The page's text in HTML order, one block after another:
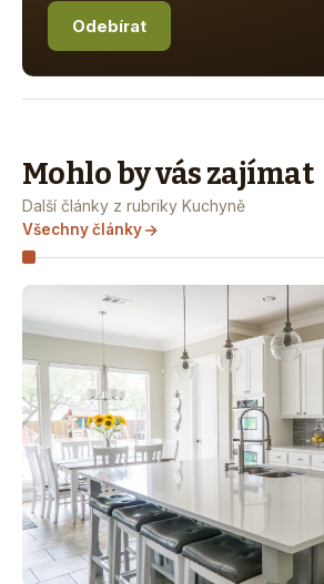
Odebírat
Mohlo by vás zajímat
Další články z rubriky Kuchyně
Všechny články